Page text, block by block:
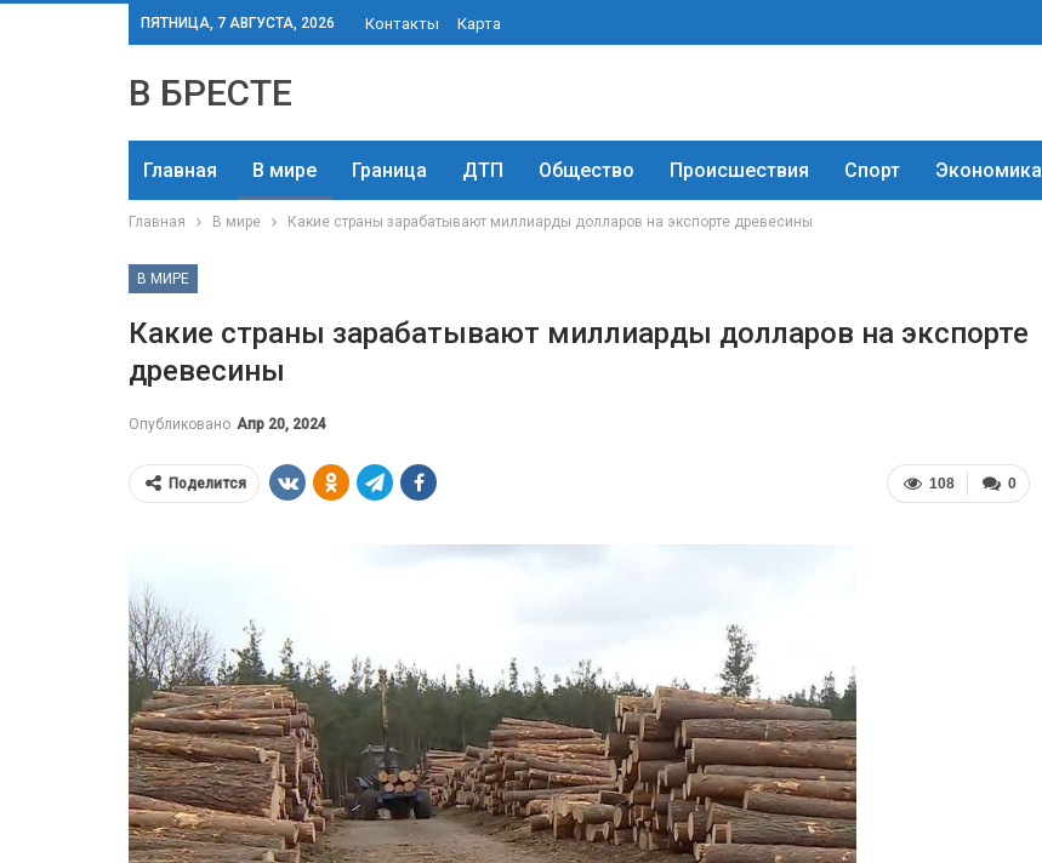
ПЯТНИЦА, 7 АВГУСТА, 2026 Контакты Карта
В БРЕСТЕ
Главная В мире Граница ДТП Общество Происшествия Спорт Экономика
Главная В мире Какие страны зарабатывают миллиарды долларов на экспорте древесины
В МИРЕ
Какие страны зарабатывают миллиарды долларов на экспорте
древесины
Опубликовано Апр 20, 2024
0
108
Поделится